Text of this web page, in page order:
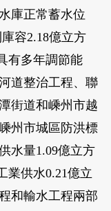
庫正常蓄水位
容2.18億立方
有多年調節能
道整治工程、聯
街道和嵊州市越
州市城區防洪標
水量1.09億立方
業供水0.21億立
和輸水工程兩部